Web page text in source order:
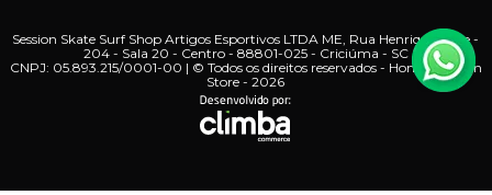
Session Skate Surf Shop Artigos Esportivos LTDA ME, Rua Henrique Lage -
204 - Sala 20 - Centro - 88801-025 - Criciúma - SC
CNPJ: 05.893.215/0001-00 | © Todos os direitos reservados - Home | Session
Store - 2026